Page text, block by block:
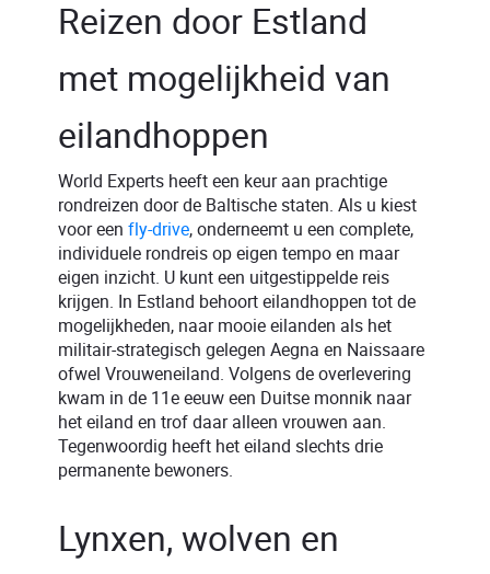
Reizen door Estland
met mogelijkheid van
eilandhoppen
World Experts heeft een keur aan prachtige
rondreizen door de Baltische staten. Als u kiest
voor een fly-drive, onderneemt u een complete,
individuele rondreis op eigen tempo en maar
eigen inzicht. U kunt een uitgestippelde reis
krijgen. In Estland behoort eilandhoppen tot de
mogelijkheden, naar mooie eilanden als het
militair-strategisch gelegen Aegna en Naissaare
ofwel Vrouweneiland. Volgens de overlevering
kwam in de 11e eeuw een Duitse monnik naar
het eiland en trof daar alleen vrouwen aan.
Tegenwoordig heeft het eiland slechts drie
permanente bewoners.
Lynxen, wolven en